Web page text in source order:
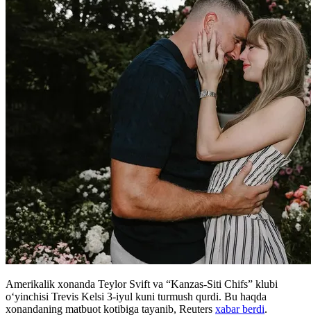
Amerikalik xonanda Teylor Svift va “Kanzas-Siti Chifs” klubi
o‘yinchisi Trevis Kelsi 3-iyul kuni turmush qurdi. Bu haqda
xonandaning matbuot kotibiga tayanib, Reuters xabar berdi.